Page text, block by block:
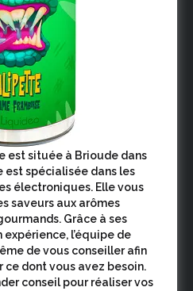
est située à Brioude dans
est spécialisée dans les
électroniques. Elle vous
saveurs aux arômes
Grâce à ses
expérience, l’équipe de
de vous conseiller afin
ce dont vous avez besoin.
conseil pour réaliser vos